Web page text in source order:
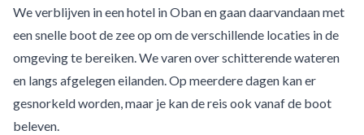
We verblijven in een hotel in Oban en gaan daarvandaan met
een snelle boot de zee op om de verschillende locaties in de
omgeving te bereiken. We varen over schitterende wateren
en langs afgelegen eilanden. Op meerdere dagen kan er
gesnorkeld worden, maar je kan de reis ook vanaf de boot
beleven.